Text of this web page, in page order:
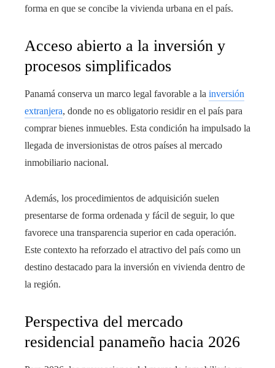
forma en que se concibe la vivienda urbana en el país.
Acceso abierto a la inversión y
procesos simplificados
Panamá conserva un marco legal favorable a la inversión
extranjera, donde no es obligatorio residir en el país para
comprar bienes inmuebles. Esta condición ha impulsado la
llegada de inversionistas de otros países al mercado
inmobiliario nacional.
Además, los procedimientos de adquisición suelen
presentarse de forma ordenada y fácil de seguir, lo que
favorece una transparencia superior en cada operación.
Este contexto ha reforzado el atractivo del país como un
destino destacado para la inversión en vivienda dentro de
la región.
Perspectiva del mercado
residencial panameño hacia 2026